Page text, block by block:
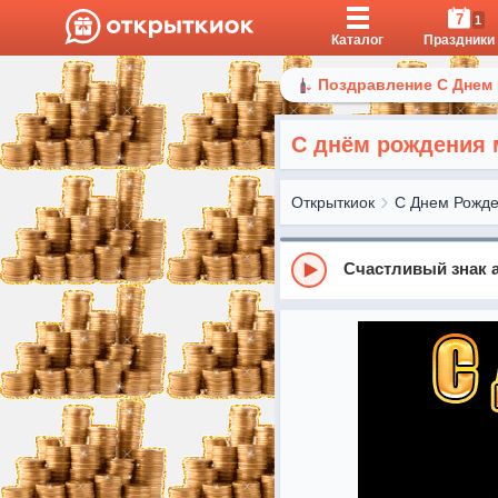
Каталог
7 1
Праздники
Поздравление С
С днём
Открыткиок С Днем
Счастливый знак